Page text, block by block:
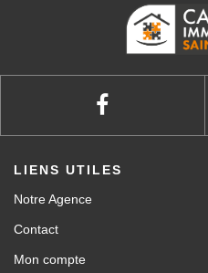
LIENS UTILES
Notre Agence
Contact
Mon compte